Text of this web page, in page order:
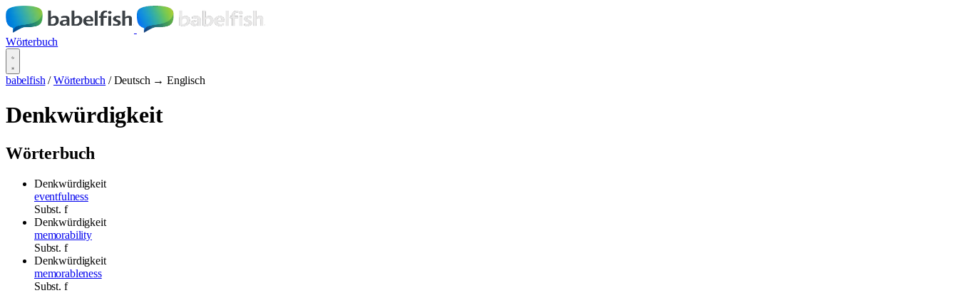
Wörterbuch
babelfish / Wörterbuch / Deutsch → Englisch
Denkwürdigkeit
Wörterbuch
Denkwürdigkeit
eventfulness
Subst. f
Denkwürdigkeit
memorability
Subst. f
Denkwürdigkeit
memorableness
Subst. f